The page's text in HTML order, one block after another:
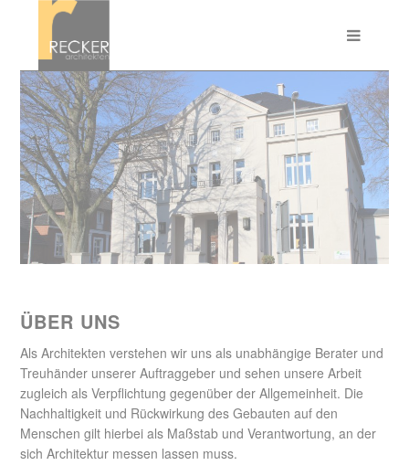
ÜBER UNS
Als Architekten verstehen wir uns als unabhängige Berater und
Treuhänder unserer Auftraggeber und sehen unsere Arbeit
zugleich als Verpflichtung gegenüber der Allgemeinheit. Die
Nachhaltigkeit und Rückwirkung des Gebauten auf den
Menschen gilt hierbei als Maßstab und Verantwortung, an der
sich Architektur messen lassen muss.